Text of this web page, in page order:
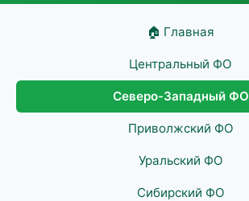
🏠 Главная
Центральный ФО
Северо-Западный ФО
Приволжский ФО
Уральский ФО
Сибирский ФО